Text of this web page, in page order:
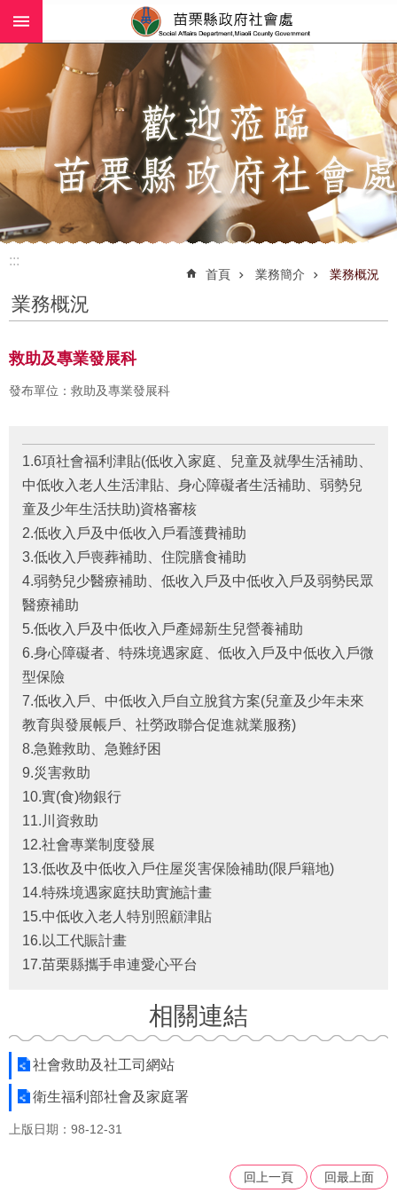
跳到主要內容區塊
進
業
務
介
社
(師)
服
政
府
公
開
法
令
規
公
佈
便
民
服
務
社
會
利
導
覽
站
連
結
平
專
區
身
:::
首頁 業務簡介 業務概況
業務概況
救助及專業發展科
發布單位：救助及專業發展科
1.6項社會福利津貼(低收入家庭、兒童及就學生活補助、
中低收入老人生活津貼、身心障礙者生活補助、弱勢兒
童及少年生活扶助)資格審核
2.低收入戶及中低收入戶看護費補助
3.低收入戶喪葬補助、住院膳食補助
4.弱勢兒少醫療補助、低收入戶及中低收入戶及弱勢民眾
醫療補助
5.低收入戶及中低收入戶產婦新生兒營養補助
6.身心障礙者、特殊境遇家庭、低收入戶及中低收入戶微
型保險
7.低收入戶、中低收入戶自立脫貧方案(兒童及少年未來
教育與發展帳戶、社勞政聯合促進就業服務)
8.急難救助、急難紓困
9.災害救助
10.實(食)物銀行
11.川資救助
12.社會專業制度發展
13.低收及中低收入戶住屋災害保險補助(限戶籍地)
14.特殊境遇家庭扶助實施計畫
15.中低收入老人特別照顧津貼
16.以工代賑計畫
17.苗栗縣攜手串連愛心平台
相關連結
社會救助及社工司網站
衛生福利部社會及家庭署
上版日期：98-12-31
回上一頁 回最上面